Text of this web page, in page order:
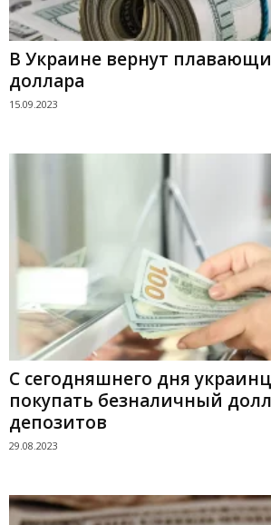
В Украине вернут
доллара
15.09.2023
С сегодняшнего дня
покупать безналичный
депозитов
29.08.2023